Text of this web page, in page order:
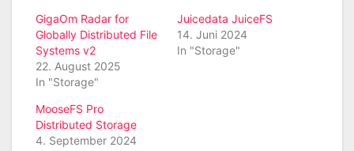
GigaOm Radar for
Globally Distributed File
Systems v2
22. August 2025
In "Storage"
Juicedata JuiceFS
14. Juni 2024
In "Storage"
MooseFS Pro
Distributed Storage
4. September 2024